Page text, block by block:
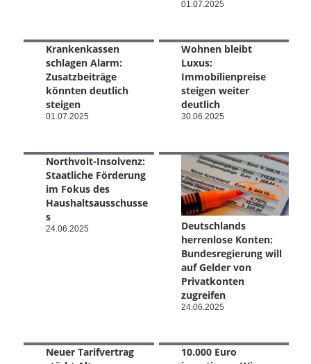
01.07.2025
Krankenkassen
schlagen Alarm:
Zusatzbeiträge
könnten deutlich
steigen
01.07.2025
Wohnen bleibt
Luxus:
Immobilienpreise
steigen weiter
deutlich
30.06.2025
Northvolt-Insolvenz:
Staatliche Förderung
im Fokus des
Haushaltsausschusse
s
24.06.2025
Deutschlands
herrenlose Konten:
Bundesregierung will
auf Gelder von
Privatkonten
zugreifen
24.06.2025
Neuer Tarifvertrag
10.000 Euro